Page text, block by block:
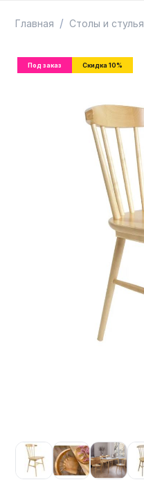
Главная / Столы и стулья
Скидка 10%
Под заказ